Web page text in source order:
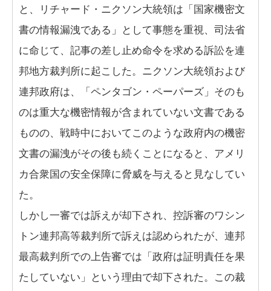
と、リチャード・ニクソン大統領は「国家機密文
書の情報漏洩である」として事態を重視、司法省
に命じて、記事の差し止め命令を求める訴訟を連
邦地方裁判所に起こした。ニクソン大統領および
連邦政府は、「ペンタゴン・ペーパーズ」そのも
のは重大な機密情報が含まれていない文書である
ものの、戦時中においてこのような政府内の機密
文書の漏洩がその後も続くことになると、アメリ
カ合衆国の安全保障に脅威を与えると見なしてい
た。
しかし一審では訴えが却下され、控訴審のワシン
トン連邦高等裁判所で訴えは認められたが、連邦
最高裁判所での上告審では「政府は証明責任を果
たしていない」という理由で却下された。この裁